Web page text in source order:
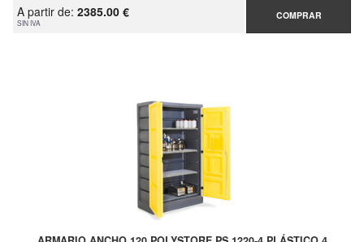
A partir de: 2385.00 €
SIN IVA
COMPRAR